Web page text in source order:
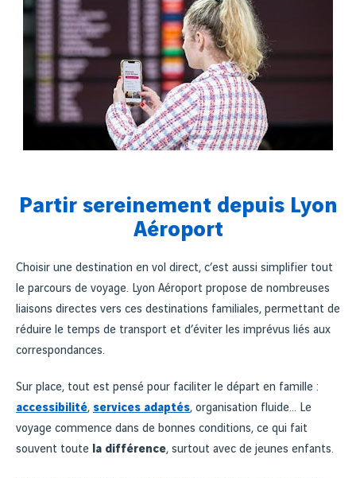
Partir sereinement depuis Lyon
Aéroport
Choisir une destination en vol direct, c’est aussi simplifier tout
le parcours de voyage. Lyon Aéroport propose de nombreuses
liaisons directes vers ces destinations familiales, permettant de
réduire le temps de transport et d’éviter les imprévus liés aux
correspondances.
Sur place, tout est pensé pour faciliter le départ en famille :
accessibilité, services adaptés, organisation fluide… Le
voyage commence dans de bonnes conditions, ce qui fait
souvent toute la différence, surtout avec de jeunes enfants.